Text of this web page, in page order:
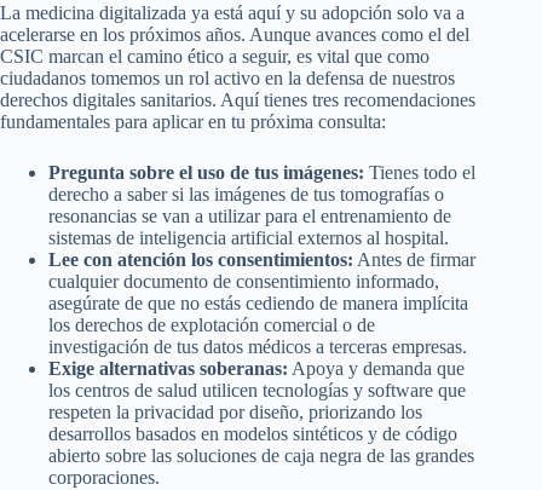
La medicina digitalizada ya está aquí y su adopción solo va a
acelerarse en los próximos años. Aunque avances como el del
CSIC marcan el camino ético a seguir, es vital que como
ciudadanos tomemos un rol activo en la defensa de nuestros
derechos digitales sanitarios. Aquí tienes tres recomendaciones
fundamentales para aplicar en tu próxima consulta:
Pregunta sobre el uso de tus imágenes: Tienes todo el
derecho a saber si las imágenes de tus tomografías o
resonancias se van a utilizar para el entrenamiento de
sistemas de inteligencia artificial externos al hospital.
Lee con atención los consentimientos: Antes de firmar
cualquier documento de consentimiento informado,
asegúrate de que no estás cediendo de manera implícita
los derechos de explotación comercial o de
investigación de tus datos médicos a terceras empresas.
Exige alternativas soberanas: Apoya y demanda que
los centros de salud utilicen tecnologías y software que
respeten la privacidad por diseño, priorizando los
desarrollos basados en modelos sintéticos y de código
abierto sobre las soluciones de caja negra de las grandes
corporaciones.